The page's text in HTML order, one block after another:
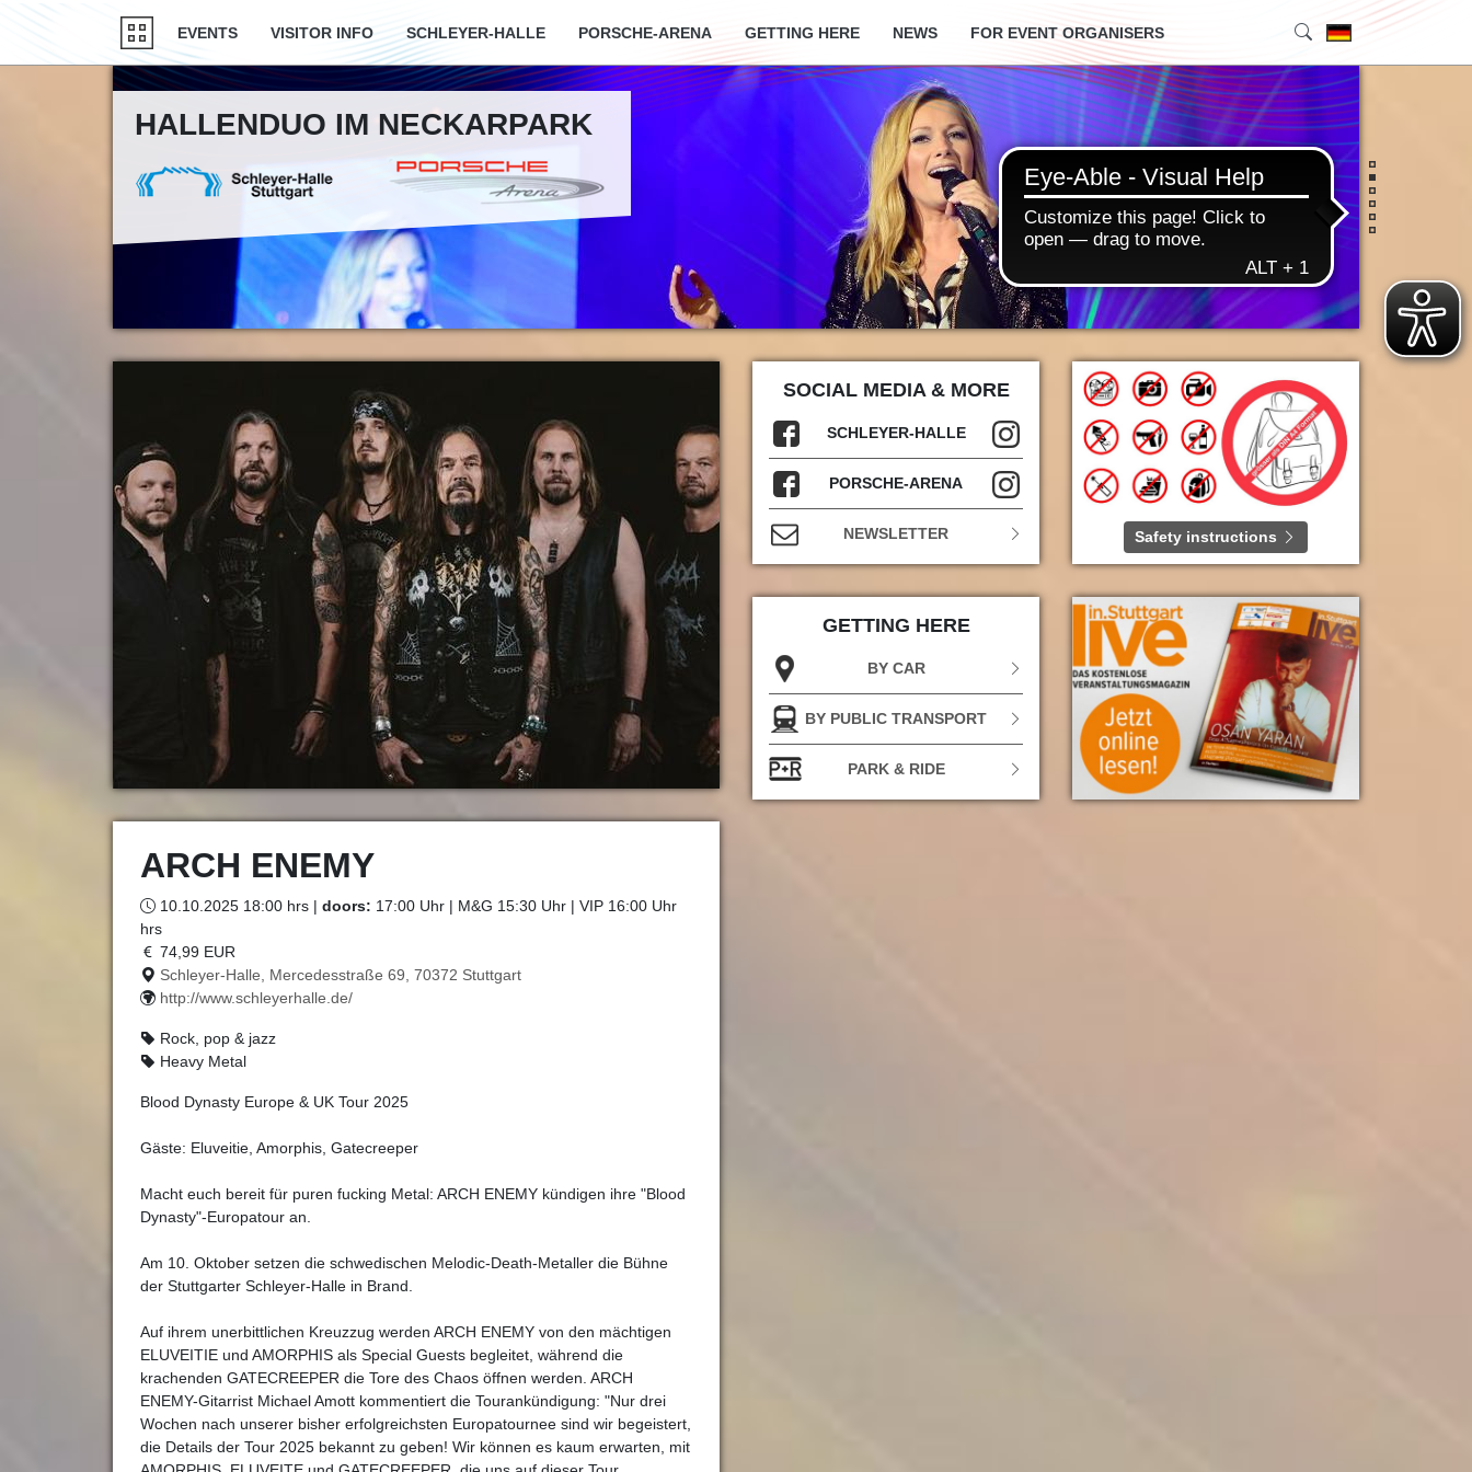
EVENTS VISITOR INFO SCHLEYER-HALLE PORSCHE-ARENA GETTING HERE NEWS FOR EVENT ORGANISERS
HALLENDUO IM NECKARPARK
•
•
•
•
•
•
ARCH ENEMY
10.10.2025 18:00 hrs | doors: 17:00 Uhr | M&G 15:30 Uhr | VIP 16:00 Uhr
hrs
74,99 EUR
Schleyer-Halle, Mercedesstraße 69, 70372 Stuttgart
http://www.schleyerhalle.de/
Rock, pop & jazz
Heavy Metal
Blood Dynasty Europe & UK Tour 2025
Gäste: Eluveitie, Amorphis, Gatecreeper
Macht euch bereit für puren fucking Metal: ARCH ENEMY kündigen ihre "Blood
Dynasty"-Europatour an.
Am 10. Oktober setzen die schwedischen Melodic-Death-Metaller die Bühne
der Stuttgarter Schleyer-Halle in Brand.
Auf ihrem unerbittlichen Kreuzzug werden ARCH ENEMY von den mächtigen
ELUVEITIE und AMORPHIS als Special Guests begleitet, während die
krachenden GATECREEPER die Tore des Chaos öffnen werden. ARCH
ENEMY-Gitarrist Michael Amott kommentiert die Tourankündigung: "Nur drei
Wochen nach unserer bisher erfolgreichsten Europatournee sind wir begeistert,
die Details der Tour 2025 bekannt zu geben! Wir können es kaum erwarten, mit
SOCIAL MEDIA & MORE
SCHLEYER-HALLE
PORSCHE-ARENA
NEWSLETTER
GETTING HERE
BY CAR
BY PUBLIC TRANSPORT
PARK & RIDE
Safety instructions